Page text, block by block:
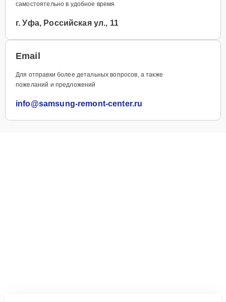
самостоятельно в удобное время
г. Уфа, Российская ул., 11
Email
Для отправки более детальных вопросов, а также
пожеланий и предложений
info@samsung-remont-center.ru